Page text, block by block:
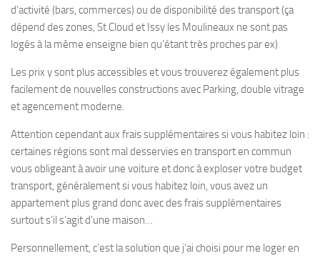
d’activité (bars, commerces) ou de disponibilité des transport (ça
dépend des zones, St Cloud et Issy les Moulineaux ne sont pas
logés à la même enseigne bien qu’étant très proches par ex)
Les prix y sont plus accessibles et vous trouverez également plus
facilement de nouvelles constructions avec Parking, double vitrage
et agencement moderne.
Attention cependant aux frais supplémentaires si vous habitez loin :
certaines régions sont mal desservies en transport en commun
vous obligeant à avoir une voiture et donc à exploser votre budget
transport, généralement si vous habitez loin, vous avez un
appartement plus grand donc avec des frais supplémentaires
surtout s’il s’agit d’une maison…
Personnellement, c’est la solution que j’ai choisi pour me loger en